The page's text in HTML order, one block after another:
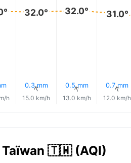
h
32.0°
0.3 mm
↑
15.0 km/h
32.0°
0.5 mm
↑
13.0 km/h
31.0°
0.7 mm
↑
12.0 km/h
Taïwan 🇹🇼 (AQI)